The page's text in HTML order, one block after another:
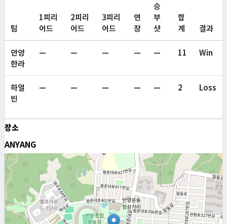
팀
1피리
어드
2피리
어드
3피리
어드
연
장
승
부
샷
합
계
결과
안양
한라
— — — — — 11 Win
하얼
빈
— — — — — 2 Loss
장소
ANYANG